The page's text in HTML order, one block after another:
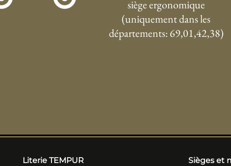
siège ergonomique
(uniquement dans les
départements: 69,01,42,38)
Literie TEMPUR
Sièges et